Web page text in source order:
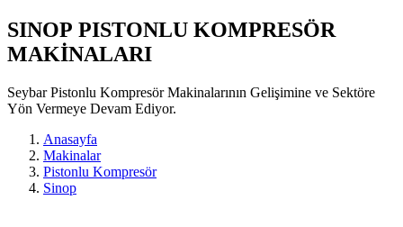
SINOP PISTONLU KOMPRESÖR
MAKİNALARI
Seybar Pistonlu Kompresör Makinalarının Gelişimine ve Sektöre
Yön Vermeye Devam Ediyor.
Anasayfa
Makinalar
Pistonlu Kompresör
Sinop